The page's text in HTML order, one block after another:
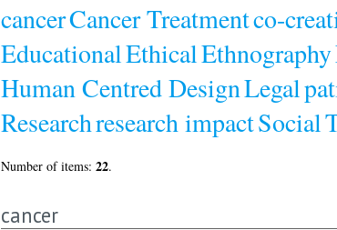
cancerCancer Treatmentco-
EducationalEthicalEthnography
Human Centred DesignLegal
Researchresearch impactSocial
Number of items: 22.
cancer